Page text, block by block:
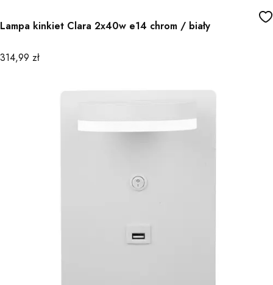
Lampa kinkiet Clara 2x40w e14 chrom / biały
Cena
314,99 zł